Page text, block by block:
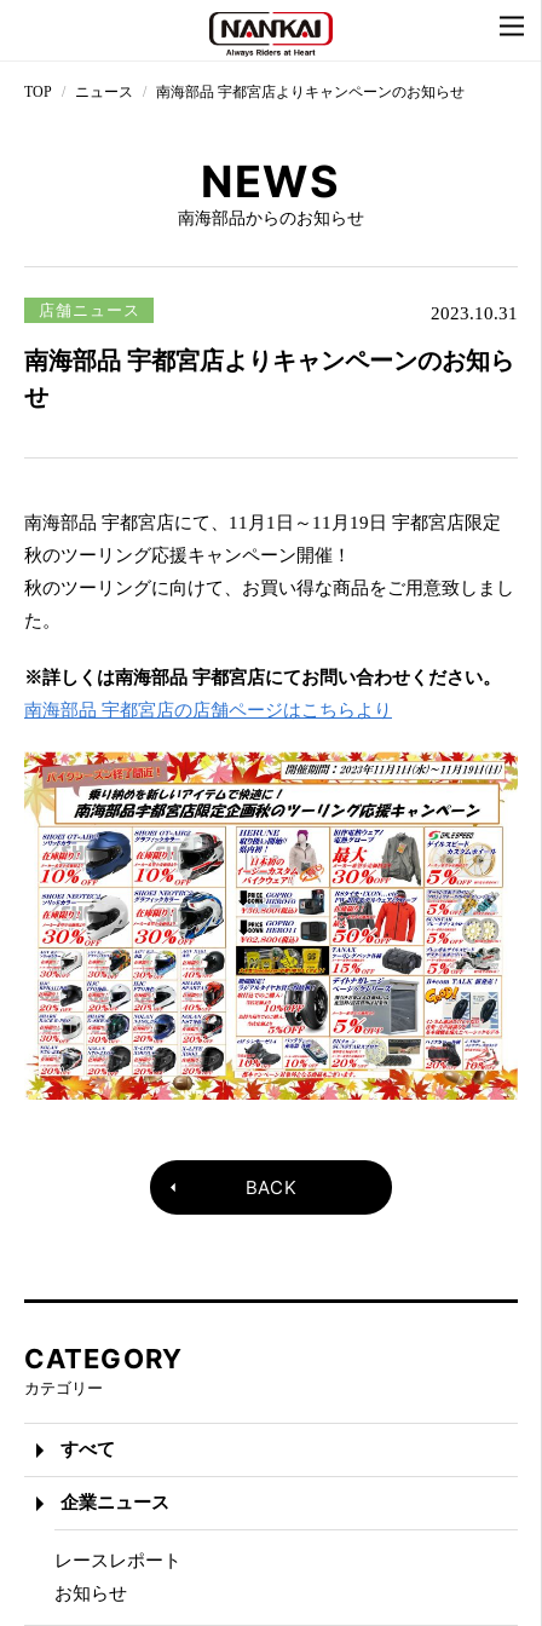
TOP ニュース 南海部品 宇都宮店よりキャンペーンのお知らせ
NEWS
南海部品からのお知らせ
店舗ニュース 2023.10.31
南海部品 宇都宮店よりキャンペーンのお知ら
せ
南海部品 宇都宮店にて、11月1日～11月19日 宇都宮店限定
秋のツーリング応援キャンペーン開催！
秋のツーリングに向けて、お買い得な商品をご用意致しまし
た。
※詳しくは南海部品 宇都宮店にてお問い合わせください。
南海部品 宇都宮店の店舗ページはこちらより
BACK
CATEGORY
カテゴリー
すべて
企業ニュース
レースレポート
お知らせ